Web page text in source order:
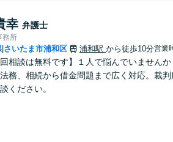
幸 弁護士
務所
| さいたま市浦和区 浦和駅 から徒歩10分営業
相談は無料です】１人で悩んでいません
務、相続から借金問題まで広く対応。裁
ください。